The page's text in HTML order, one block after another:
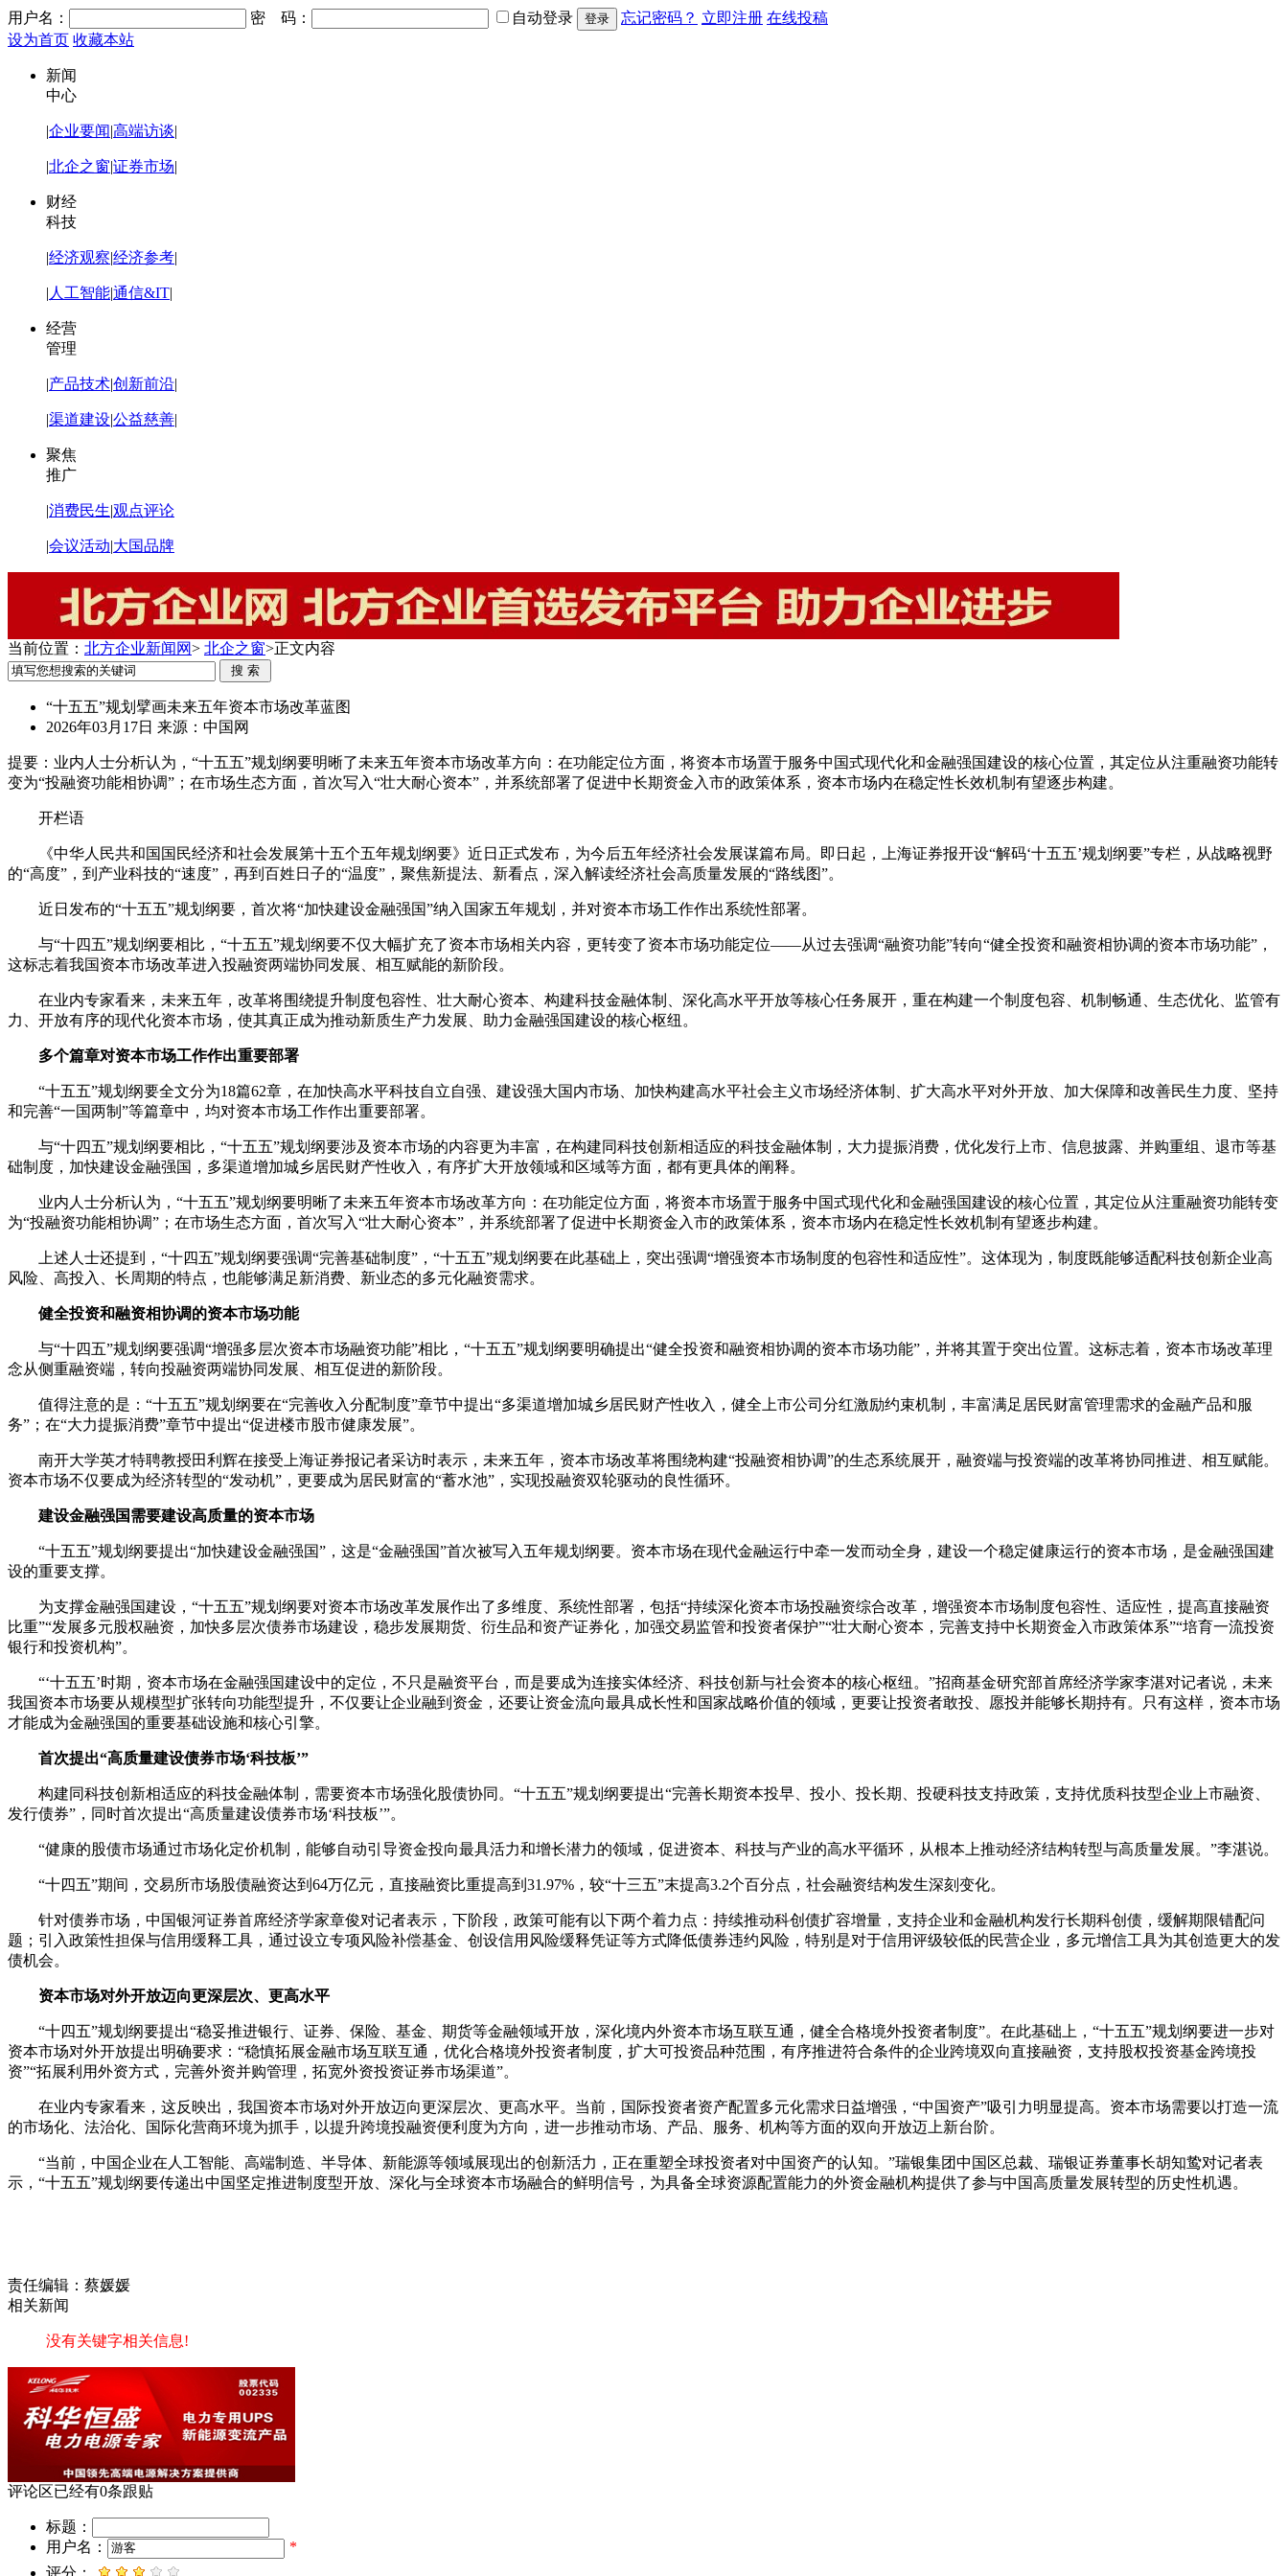
用户名： 密 码： 自动登录 忘记密码？ 立即注册 在线投稿
设为首页 收藏本站
新闻
中心
|企业要闻|高端访谈|
|北企之窗|证券市场|
财经
科技
|经济观察|经济参考|
| 人工智能|通信&IT|
经营
管理
|产品技术|创新前沿|
|渠道建设|公益慈善|
聚焦
推广
|消费民生|观点评论
|会议活动|大国品牌
当前位置： 北方企业新闻网> 北企之窗>正文内容
“十五五”规划擘画未来五年资本市场改革蓝图
2026年03月17日 来源：中国网
提要： 业内人士分析认为，“十五五”规划纲要明晰了未来五年资本市场改革方向：在功能定位方面，将资本市场置于服务中国式现代化和金融强国建设的核心位置，其定位从注重融资功能转
变为“投融资功能相协调”；在市场生态方面，首次写入“壮大耐心资本”，并系统部署了促进中长期资金入市的政策体系，资本市场内在稳定性长效机制有望逐步构建。
开栏语
《中华人民共和国国民经济和社会发展第十五个五年规划纲要》近日正式发布，为今后五年经济社会发展谋篇布局。即日起，上海证券报开设“解码‘十五五’规划纲要”专栏，从战略视野
的“高度”，到产业科技的“速度”，再到百姓日子的“温度”，聚焦新提法、新看点，深入解读经济社会高质量发展的“路线图”。
近日发布的“十五五”规划纲要，首次将“加快建设金融强国”纳入国家五年规划，并对资本市场工作作出系统性部署。
与“十四五”规划纲要相比，“十五五”规划纲要不仅大幅扩充了资本市场相关内容，更转变了资本市场功能定位——从过去强调“融资功能”转向“健全投资和融资相协调的资本市场功能”，
这标志着我国资本市场改革进入投融资两端协同发展、相互赋能的新阶段。
在业内专家看来，未来五年，改革将围绕提升制度包容性、壮大耐心资本、构建科技金融体制、深化高水平开放等核心任务展开，重在构建一个制度包容、机制畅通、生态优化、监管有
力、开放有序的现代化资本市场，使其真正成为推动新质生产力发展、助力金融强国建设的核心枢纽。
多个篇章对资本市场工作作出重要部署
“十五五”规划纲要全文分为18篇62章，在加快高水平科技自立自强、建设强大国内市场、加快构建高水平社会主义市场经济体制、扩大高水平对外开放、加大保障和改善民生力度、坚持
和完善“一国两制”等篇章中，均对资本市场工作作出重要部署。
与“十四五”规划纲要相比，“十五五”规划纲要涉及资本市场的内容更为丰富，在构建同科技创新相适应的科技金融体制，大力提振消费，优化发行上市、信息披露、并购重组、退市等基
础制度，加快建设金融强国，多渠道增加城乡居民财产性收入，有序扩大开放领域和区域等方面，都有更具体的阐释。
业内人士分析认为，“十五五”规划纲要明晰了未来五年资本市场改革方向：在功能定位方面，将资本市场置于服务中国式现代化和金融强国建设的核心位置，其定位从注重融资功能转变
为“投融资功能相协调”；在市场生态方面，首次写入“壮大耐心资本”，并系统部署了促进中长期资金入市的政策体系，资本市场内在稳定性长效机制有望逐步构建。
上述人士还提到，“十四五”规划纲要强调“完善基础制度”，“十五五”规划纲要在此基础上，突出强调“增强资本市场制度的包容性和适应性”。这体现为，制度既能够适配科技创新企业高
风险、高投入、长周期的特点，也能够满足新消费、新业态的多元化融资需求。
健全投资和融资相协调的资本市场功能
与“十四五”规划纲要强调“增强多层次资本市场融资功能”相比，“十五五”规划纲要明确提出“健全投资和融资相协调的资本市场功能”，并将其置于突出位置。这标志着，资本市场改革理
念从侧重融资端，转向投融资两端协同发展、相互促进的新阶段。
值得注意的是：“十五五”规划纲要在“完善收入分配制度”章节中提出“多渠道增加城乡居民财产性收入，健全上市公司分红激励约束机制，丰富满足居民财富管理需求的金融产品和服
务”；在“大力提振消费”章节中提出“促进楼市股市健康发展”。
南开大学英才特聘教授田利辉在接受上海证券报记者采访时表示，未来五年，资本市场改革将围绕构建“投融资相协调”的生态系统展开，融资端与投资端的改革将协同推进、相互赋能。
资本市场不仅要成为经济转型的“发动机”，更要成为居民财富的“蓄水池”，实现投融资双轮驱动的良性循环。
建设金融强国需要建设高质量的资本市场
“十五五”规划纲要提出“加快建设金融强国”，这是“金融强国”首次被写入五年规划纲要。资本市场在现代金融运行中牵一发而动全身，建设一个稳定健康运行的资本市场，是金融强国建
设的重要支撑。
为支撑金融强国建设，“十五五”规划纲要对资本市场改革发展作出了多维度、系统性部署，包括“持续深化资本市场投融资综合改革，增强资本市场制度包容性、适应性，提高直接融资
比重”“发展多元股权融资，加快多层次债券市场建设，稳步发展期货、衍生品和资产证券化，加强交易监管和投资者保护”“壮大耐心资本，完善支持中长期资金入市政策体系”“培育一流投资
银行和投资机构”。
“‘十五五’时期，资本市场在金融强国建设中的定位，不只是融资平台，而是要成为连接实体经济、科技创新与社会资本的核心枢纽。”招商基金研究部首席经济学家李湛对记者说，未来
我国资本市场要从规模型扩张转向功能型提升，不仅要让企业融到资金，还要让资金流向最具成长性和国家战略价值的领域，更要让投资者敢投、愿投并能够长期持有。只有这样，资本市场
才能成为金融强国的重要基础设施和核心引擎。
首次提出“高质量建设债券市场‘科技板’”
构建同科技创新相适应的科技金融体制，需要资本市场强化股债协同。“十五五”规划纲要提出“完善长期资本投早、投小、投长期、投硬科技支持政策，支持优质科技型企业上市融资、
发行债券”，同时首次提出“高质量建设债券市场‘科技板’”。
“健康的股债市场通过市场化定价机制，能够自动引导资金投向最具活力和增长潜力的领域，促进资本、科技与产业的高水平循环，从根本上推动经济结构转型与高质量发展。”李湛说。
“十四五”期间，交易所市场股债融资达到64万亿元，直接融资比重提高到31.97%，较“十三五”末提高3.2个百分点，社会融资结构发生深刻变化。
针对债券市场，中国银河证券首席经济学家章俊对记者表示，下阶段，政策可能有以下两个着力点：持续推动科创债扩容增量，支持企业和金融机构发行长期科创债，缓解期限错配问
题；引入政策性担保与信用缓释工具，通过设立专项风险补偿基金、创设信用风险缓释凭证等方式降低债券违约风险，特别是对于信用评级较低的民营企业，多元增信工具为其创造更大的发
债机会。
资本市场对外开放迈向更深层次、更高水平
“十四五”规划纲要提出“稳妥推进银行、证券、保险、基金、期货等金融领域开放，深化境内外资本市场互联互通，健全合格境外投资者制度”。在此基础上，“十五五”规划纲要进一步对
资本市场对外开放提出明确要求：“稳慎拓展金融市场互联互通，优化合格境外投资者制度，扩大可投资品种范围，有序推进符合条件的企业跨境双向直接融资，支持股权投资基金跨境投
资”“拓展利用外资方式，完善外资并购管理，拓宽外资投资证券市场渠道”。
在业内专家看来，这反映出，我国资本市场对外开放迈向更深层次、更高水平。当前，国际投资者资产配置多元化需求日益增强，“中国资产”吸引力明显提高。资本市场需要以打造一流
的市场化、法治化、国际化营商环境为抓手，以提升跨境投融资便利度为方向，进一步推动市场、产品、服务、机构等方面的双向开放迈上新台阶。
“当前，中国企业在人工智能、高端制造、半导体、新能源等领域展现出的创新活力，正在重塑全球投资者对中国资产的认知。”瑞银集团中国区总裁、瑞银证券董事长胡知鸷对记者表
示，“十五五”规划纲要传递出中国坚定推进制度型开放、深化与全球资本市场融合的鲜明信号，为具备全球资源配置能力的外资金融机构提供了参与中国高质量发展转型的历史性机遇。
责任编辑：蔡媛媛
相关新闻
没有关键字相关信息!
评论区已经有0条跟贴
标题：
用户名：
*
评分：